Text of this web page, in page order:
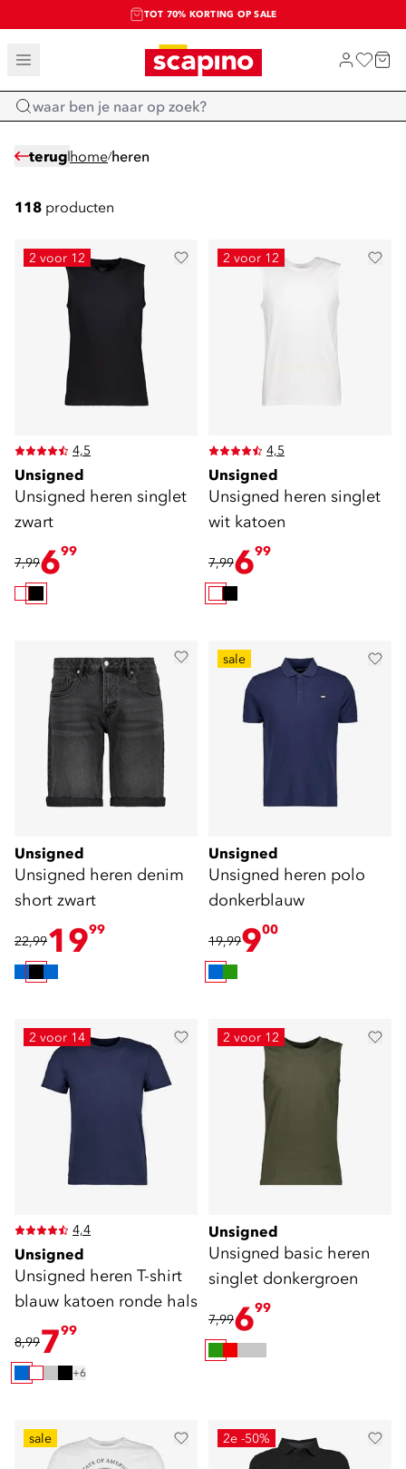
TOT 70% KORTING OP SALE
SALE: LAATSTE KANS!
SHOP NIEUW
Home
terug home/heren
118 producten
2 voor 12
4,5
Unsigned
Unsigned heren singlet
zwart
7,99699
2 voor 12
4,5
Unsigned
Unsigned heren singlet
wit katoen
7,99699
Unsigned
Unsigned heren denim
short zwart
22,991999
sale
Unsigned
Unsigned heren polo
donkerblauw
19,99900
2 voor 14
4,4
Unsigned
Unsigned heren T-shirt
blauw katoen ronde hals
8,99799
+6
2 voor 12
Unsigned
Unsigned basic heren
singlet donkergroen
7,99699
sale 2e -50%